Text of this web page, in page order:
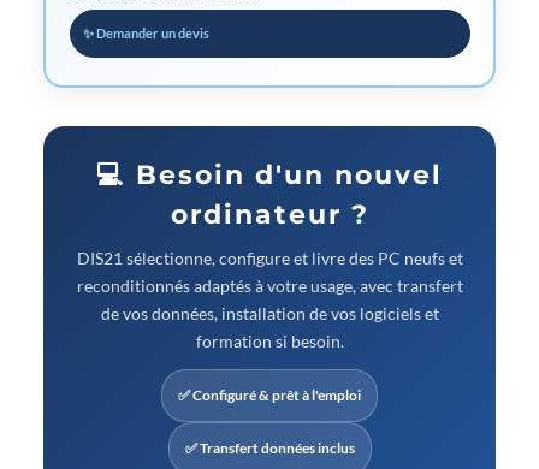
✨ Demander un devis
💻 Besoin d'un nouvel
ordinateur ?
DIS21 sélectionne, configure et livre des PC neufs et
reconditionnés adaptés à votre usage, avec transfert
de vos données, installation de vos logiciels et
formation si besoin.
✅ Configuré & prêt à l'emploi
✅ Transfert données inclus